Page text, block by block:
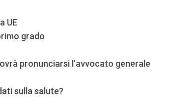
UE
grado
pronunciarsi l’avvocato generale
sulla salute?